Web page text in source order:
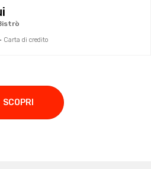
Carta di credito
SCOPRI